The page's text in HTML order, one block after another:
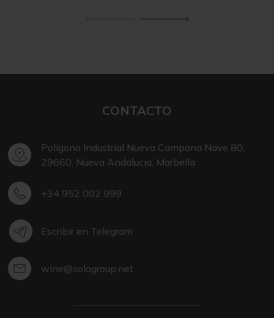
CONTACTO
Poligono Industrial Nueva Campana Nave 80,
29660, Nueva Andalucia, Marbella
+34 952 002 999
Escribir en Telegram
wine@sologroup.net